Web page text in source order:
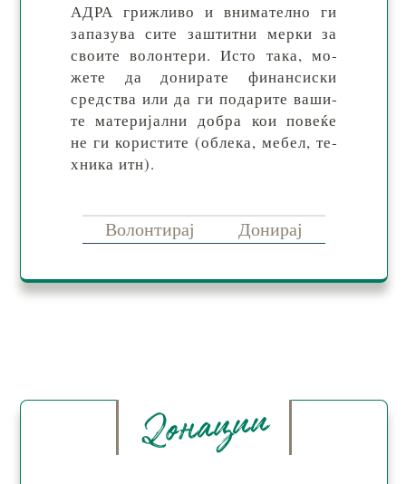
АДРА гриж­ли­во и вни­ма­тел­но ги
за­па­зу­ва си­те заш­тит­ни мер­ки за
сво­ите во­лон­те­ри. Исто та­ка, мо­
же­те да до­ни­ра­те фи­нан­си­ски
сред­ства или да ги по­да­ри­те ва­ши­
те ма­те­ри­јал­ни до­бра кои по­ве­ќе
не ги ко­рис­ти­те (об­ле­ка, ме­бел, те­
хни­ка итн).
Волонтирај Донирај
Донации